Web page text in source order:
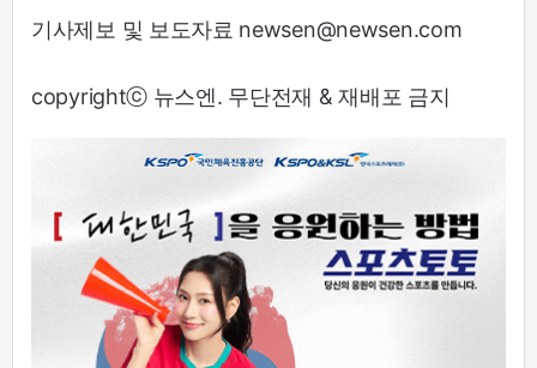
기사제보 및 보도자료 newsen@newsen.com
copyrightⓒ 뉴스엔. 무단전재 & 재배포 금지